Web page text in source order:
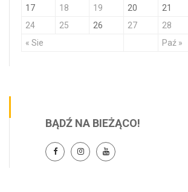
« Sie Paź »
17
18 19 20 21
24
25 26 27 28
BĄDŹ NA BIEŻĄCO!